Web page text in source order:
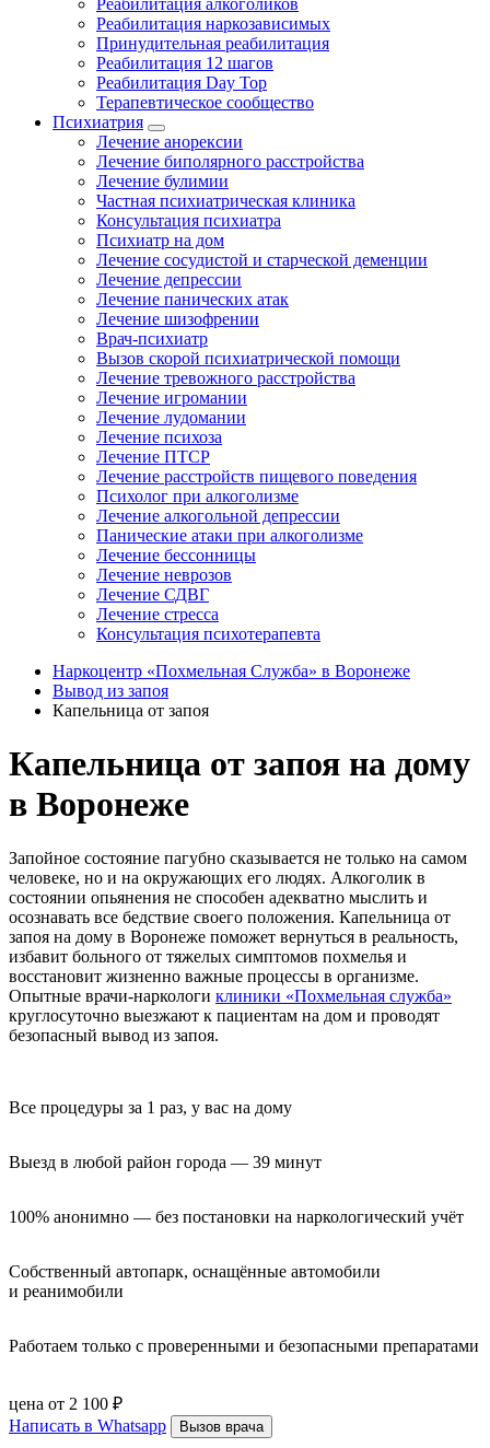
Реабилитация алкоголиков
Реабилитация наркозависимых
Принудительная реабилитация
Реабилитация 12 шагов
Реабилитация Day Top
Терапевтическое сообщество
Психиатрия
Лечение анорексии
Лечение биполярного расстройства
Лечение булимии
Частная психиатрическая клиника
Консультация психиатра
Психиатр на дом
Лечение сосудистой и старческой деменции
Лечение депрессии
Лечение панических атак
Лечение шизофрении
Врач-психиатр
Вызов скорой психиатрической помощи
Лечение тревожного расстройства
Лечение игромании
Лечение лудомании
Лечение психоза
Лечение ПТСР
Лечение расстройств пищевого поведения
Психолог при алкоголизме
Лечение алкогольной депрессии
Панические атаки при алкоголизме
Лечение бессонницы
Лечение неврозов
Лечение СДВГ
Лечение стресса
Консультация психотерапевта
Наркоцентр «Похмельная Служба» в Воронеже
Вывод из запоя
Капельница от запоя
Капельница от запоя на дому
в Воронеже
Запойное состояние пагубно сказывается не только на самом
человеке, но и на окружающих его людях. Алкоголик в
состоянии опьянения не способен адекватно мыслить и
осознавать все бедствие своего положения. Капельница от
запоя на дому в Воронеже поможет вернуться в реальность,
избавит больного от тяжелых симптомов похмелья и
восстановит жизненно важные процессы в организме.
Опытные врачи-наркологи клиники «Похмельная служба»
круглосуточно выезжают к пациентам на дом и проводят
безопасный вывод из запоя.
Все процедуры за 1 раз, у вас на дому
Выезд в любой район города — 39 минут
100% анонимно — без постановки на наркологический учёт
Собственный автопарк, оснащённые автомобили
и реанимобили
Работаем только с проверенными и безопасными препаратами
цена от 2 100 ₽
Написать в Whatsapp
Вызов врача